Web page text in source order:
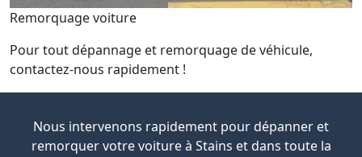
Remorquage voiture
Pour tout dépannage et remorquage de véhicule,
contactez-nous rapidement !
Nous intervenons rapidement pour dépanner et
remorquer votre voiture à Stains et dans toute la